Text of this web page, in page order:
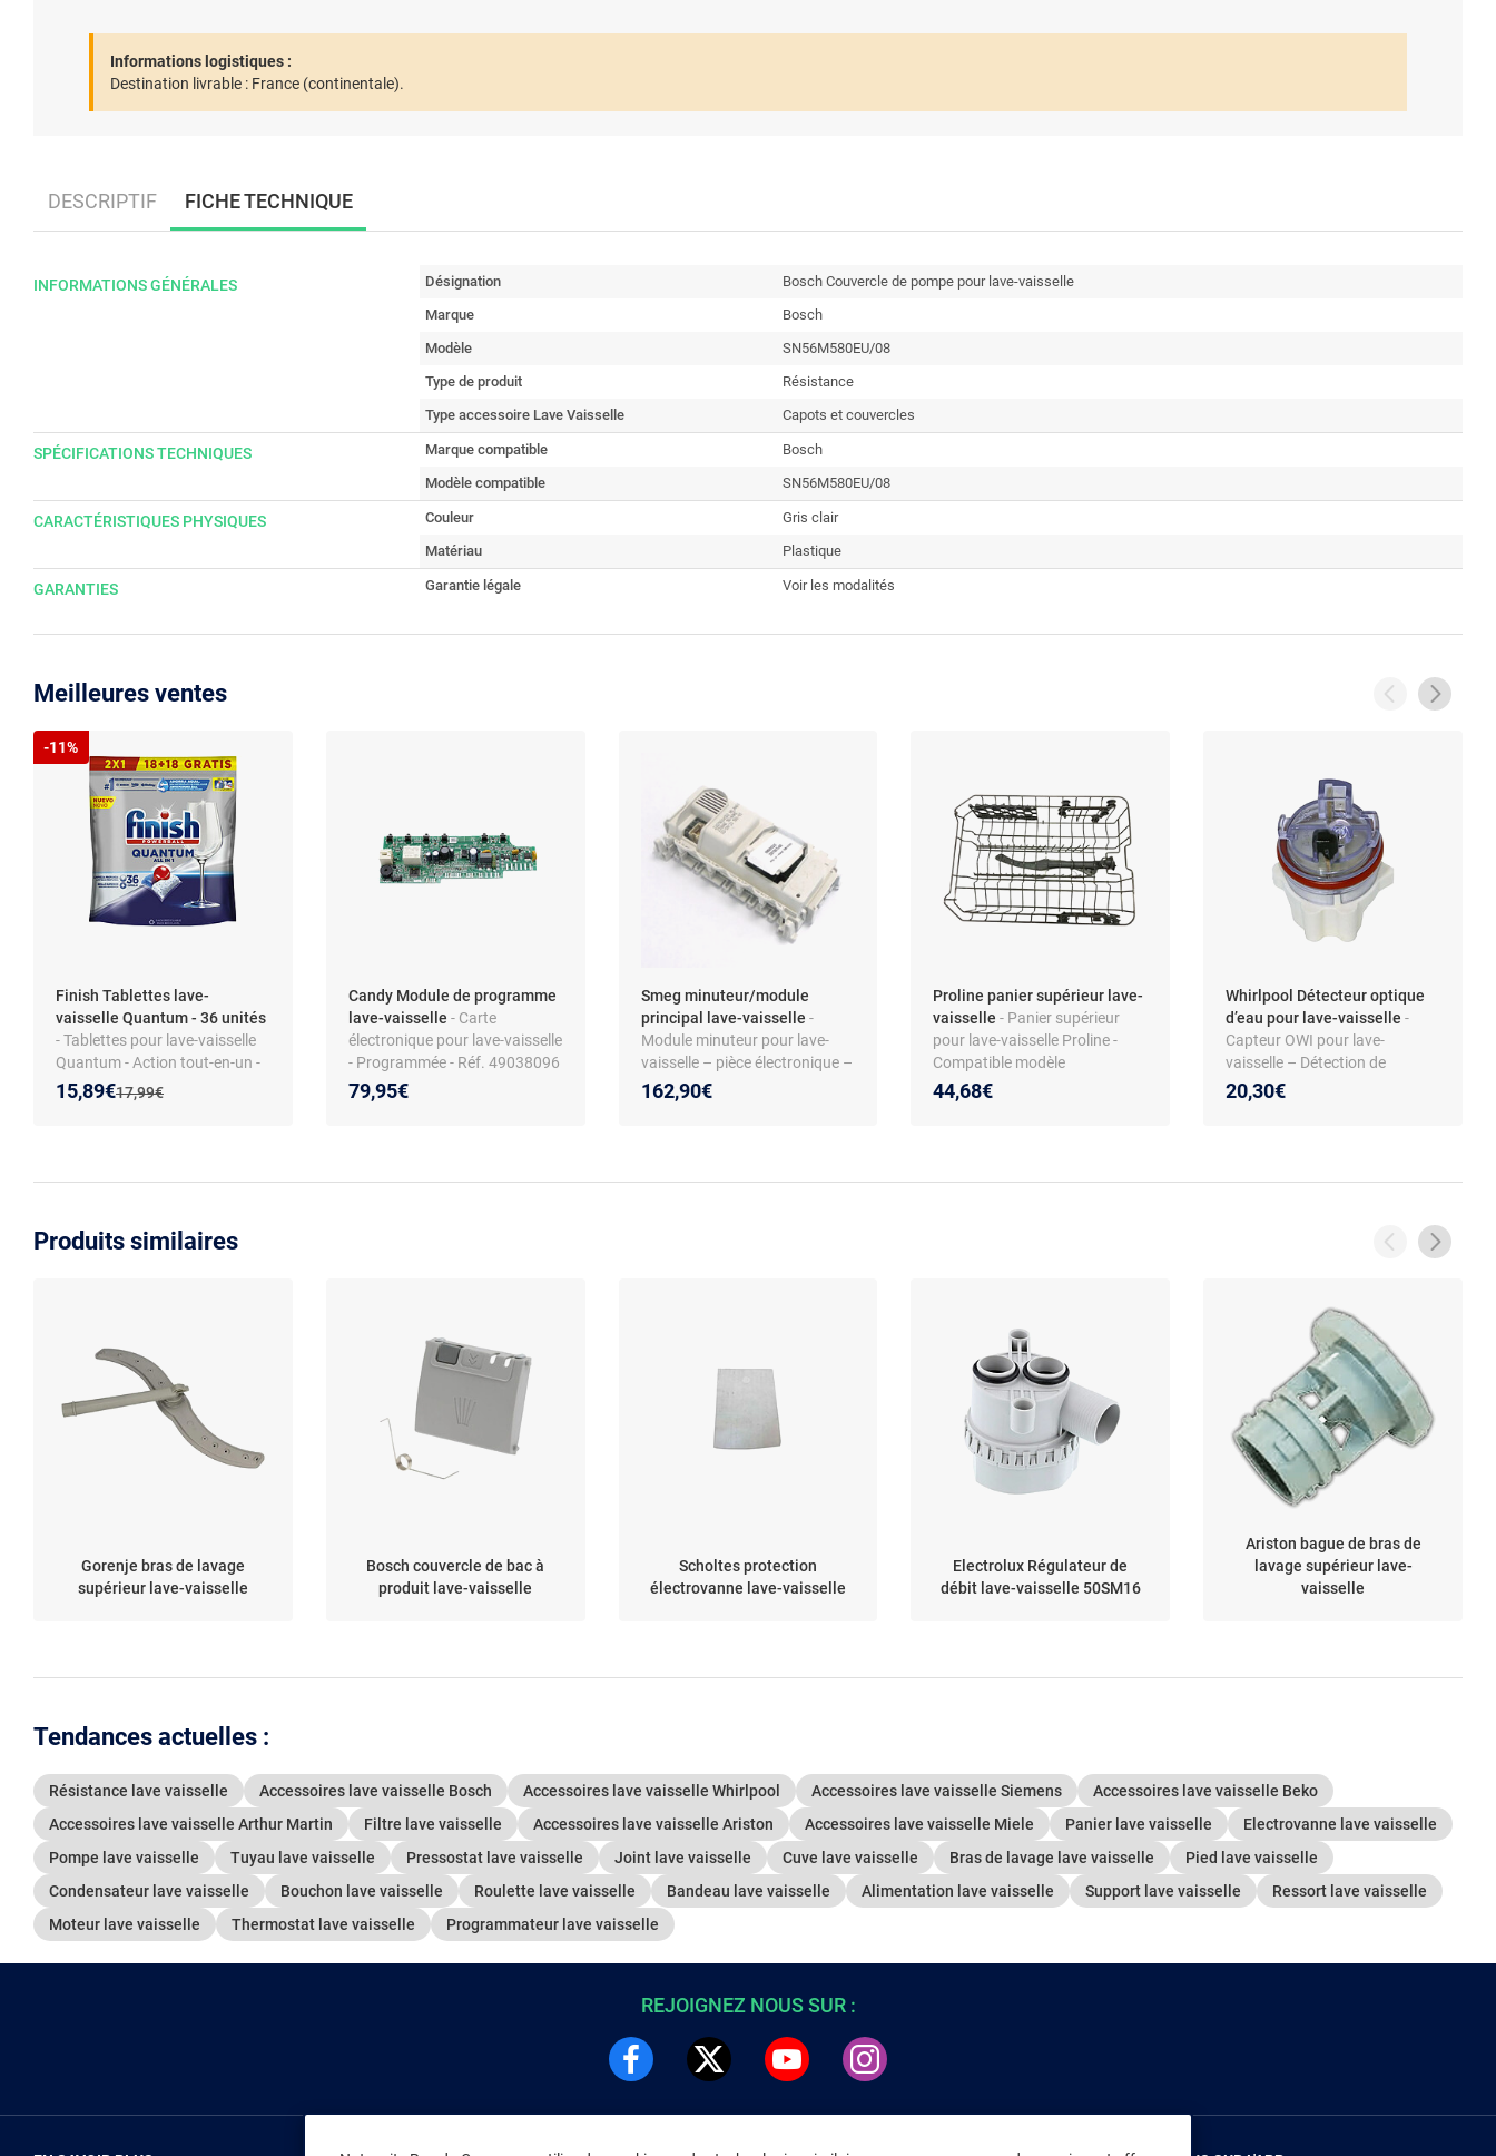
Informations logistiques :
Destination livrable : France (continentale).
DESCRIPTIF FICHE TECHNIQUE
INFORMATIONS GÉNÉRALES Désignation
Bosch Couvercle de pompe pour lave-vaisselle
Marque
Bosch
Modèle
SN56M580EU/08
Type de produit
Résistance
Type accessoire Lave Vaisselle
Capots et couvercles
SPÉCIFICATIONS TECHNIQUES Marque compatible
Bosch
Modèle compatible
SN56M580EU/08
CARACTÉRISTIQUES PHYSIQUES Couleur
Gris clair
Matériau
Plastique
GARANTIES Garantie légale Voir les modalités
Meilleures ventes
Finish Tablettes lave-
vaisselle Quantum - 36 unités
- Tablettes pour lave-vaisselle
Quantum - Action tout-en-un -
Pouvoir dégraissant - Brillance
et protection verre - Dissolution
Ancien prix :
17,99€
Nouveau prix :
15,89€
Réduction de :
-11%
Candy Module de programme
lave-vaisselle - Carte
électronique pour lave-vaisselle
- Programmée - Réf. 49038096
- Compatibilité Candy
32001102
79,95€
Smeg minuteur/module
principal lave-vaisselle -
Module minuteur pour lave-
vaisselle – pièce électronique –
compatible STL62125FR –
référence 136040 – matériau
162,90€
Proline panier supérieur lave-
vaisselle- Panier supérieur
pour lave-vaisselle Proline -
Compatible modèle
SDW499A++WH - Accessoire
de rechange en métal -
44,68€
Whirlpool Détecteur optique
d’eau pour lave-vaisselle-
Capteur OWI pour lave-
vaisselle – Détection de
turbidité et présence d’eau –
Compatible Whirlpool et autres
20,30€
Produits similaires
Gorenje bras de lavage
supérieur lave-vaisselle
Bosch couvercle de bac à
produit lave-vaisselle
Scholtes protection
électrovanne lave-vaisselle
Electrolux Régulateur de
débit lave-vaisselle 50SM16
Ariston bague de bras de
lavage supérieur lave-
vaisselle
Tendances actuelles :
Résistance lave vaisselle Accessoires lave vaisselle Bosch Accessoires lave vaisselle Whirlpool Accessoires lave vaisselle Siemens
Accessoires lave vaisselle Beko
Accessoires lave vaisselle Arthur Martin
Filtre lave vaisselle Accessoires lave vaisselle Ariston Accessoires lave vaisselle Miele Panier lave vaisselle
Electrovanne lave vaisselle
Pompe lave vaisselle
Tuyau lave vaisselle Pressostat lave vaisselle Joint lave vaisselle Cuve lave vaisselle Bras de lavage lave vaisselle
Pied lave vaisselle
Condensateur lave vaisselle
Bouchon lave vaisselle Roulette lave vaisselle Bandeau lave vaisselle Alimentation lave vaisselle Support lave vaisselle
Ressort lave vaisselle
Moteur lave vaisselle
Thermostat lave vaisselle Programmateur lave vaisselle
REJOIGNEZ NOUS SUR :